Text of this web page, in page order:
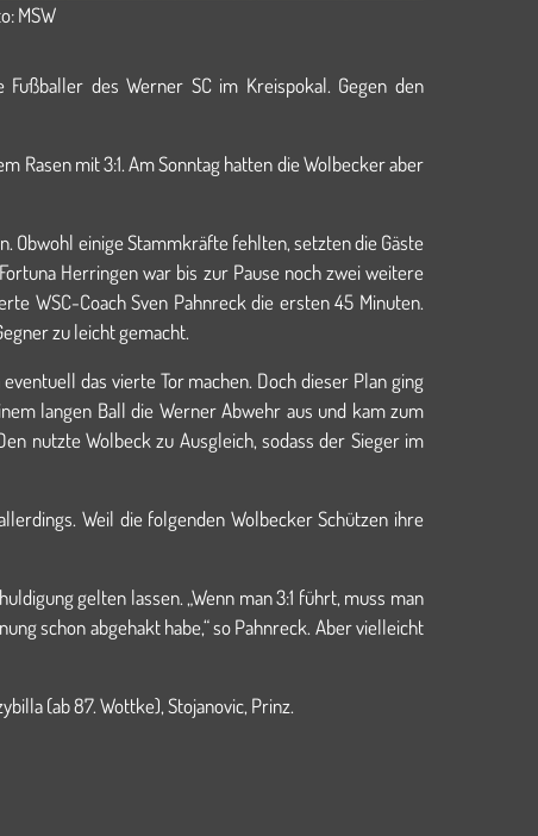
MSW
des Werner SC im Kreispokal. Gegen den
Rasen mit 3:1. Am Sonntag hatten die Wolbecker aber
Obwohl einige Stammkräfte fehlten, setzten die Gäste
Herringen war bis zur Pause noch zwei weitere
WSC-Coach Sven Pahnreck die ersten 45 Minuten.
zu leicht gemacht.
das vierte Tor machen. Doch dieser Plan ging
langen Ball die Werner Abwehr aus und kam zum
nutzte Wolbeck zu Ausgleich, sodass der Sieger im
Weil die folgenden Wolbecker Schützen ihre
gelten lassen. „Wenn man 3:1 führt, muss man
schon abgehakt habe,“ so Pahnreck. Aber vielleicht
(ab 87. Wottke), Stojanovic, Prinz.